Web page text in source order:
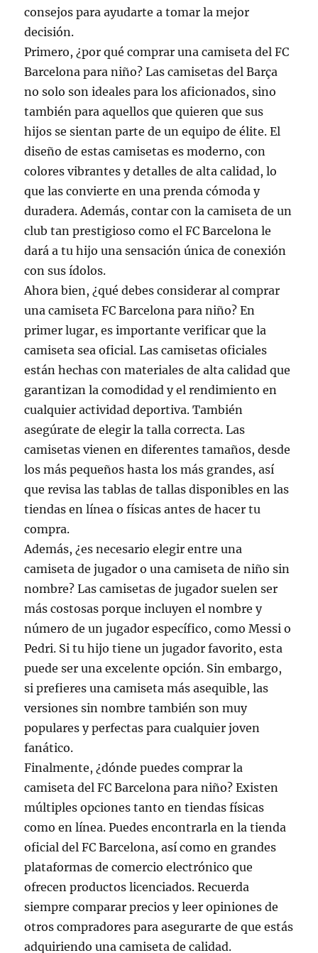
consejos para ayudarte a tomar la mejor
decisión.
Primero, ¿por qué comprar una camiseta del FC
Barcelona para niño? Las camisetas del Barça
no solo son ideales para los aficionados, sino
también para aquellos que quieren que sus
hijos se sientan parte de un equipo de élite. El
diseño de estas camisetas es moderno, con
colores vibrantes y detalles de alta calidad, lo
que las convierte en una prenda cómoda y
duradera. Además, contar con la camiseta de un
club tan prestigioso como el FC Barcelona le
dará a tu hijo una sensación única de conexión
con sus ídolos.
Ahora bien, ¿qué debes considerar al comprar
una camiseta FC Barcelona para niño? En
primer lugar, es importante verificar que la
camiseta sea oficial. Las camisetas oficiales
están hechas con materiales de alta calidad que
garantizan la comodidad y el rendimiento en
cualquier actividad deportiva. También
asegúrate de elegir la talla correcta. Las
camisetas vienen en diferentes tamaños, desde
los más pequeños hasta los más grandes, así
que revisa las tablas de tallas disponibles en las
tiendas en línea o físicas antes de hacer tu
compra.
Además, ¿es necesario elegir entre una
camiseta de jugador o una camiseta de niño sin
nombre? Las camisetas de jugador suelen ser
más costosas porque incluyen el nombre y
número de un jugador específico, como Messi o
Pedri. Si tu hijo tiene un jugador favorito, esta
puede ser una excelente opción. Sin embargo,
si prefieres una camiseta más asequible, las
versiones sin nombre también son muy
populares y perfectas para cualquier joven
fanático.
Finalmente, ¿dónde puedes comprar la
camiseta del FC Barcelona para niño? Existen
múltiples opciones tanto en tiendas físicas
como en línea. Puedes encontrarla en la tienda
oficial del FC Barcelona, así como en grandes
plataformas de comercio electrónico que
ofrecen productos licenciados. Recuerda
siempre comparar precios y leer opiniones de
otros compradores para asegurarte de que estás
adquiriendo una camiseta de calidad.